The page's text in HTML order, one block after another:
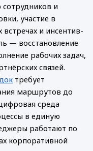
и
участие в
и инсентив-
— восстановление
рабочих задач,
связей.
требует
маршрутов до
среда
в единую
работают по
корпоративной